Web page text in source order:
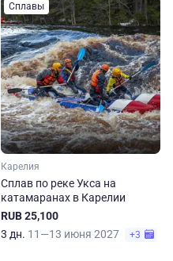
Сплавы
Карелия
Сплав по реке Укса на
катамаранах в Карелии
RUB 25,100
3 дн. 11—13 июня 2027 +3